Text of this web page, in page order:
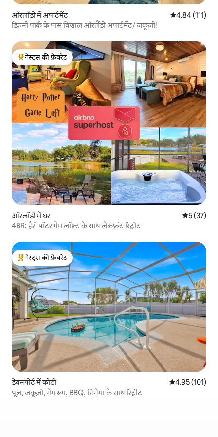
ऑरलॉडो में अपार्टमेंट औसत रेटिंग 5 में से
4.84 (111)
डिज़्नी पार्क के पास विशाल ऑरलैंडो अपार्टमेंट/ जकूज़ी!
गेस्ट्स का टॉप फ़ेवरेट
गेस्ट्स की फ़ेवरेट
ऑरलॉडो में घर औसत रेटिंग
5 (37)
4BR: हैरी पॉटर गेम लॉफ़्ट के साथ लेकफ़्रंट रिट्रीट
गेस्ट्स का टॉप फ़ेवरेट
गेस्ट्स की फ़ेवरेट
डेवनपोर्ट में कोठी औसत रेटिंग 5 में से
4.95 (101)
पूल, जकूज़ी, गेम रूम, BBQ, सिनेमा के साथ रिट्रीट